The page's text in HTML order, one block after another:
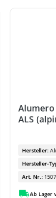
Alumero
ALS
Hersteller:
Hersteller-
Art. Nr.: 1507
Ab Lager